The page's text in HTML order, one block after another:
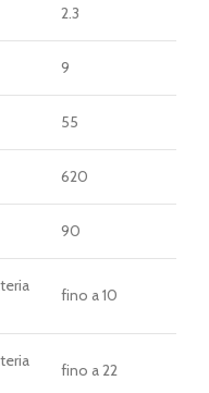
2.3
9
55
620
90
fino a 10
fino a 22